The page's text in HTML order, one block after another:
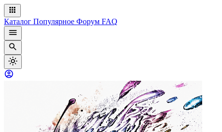
Каталог Популярное Форум FAQ